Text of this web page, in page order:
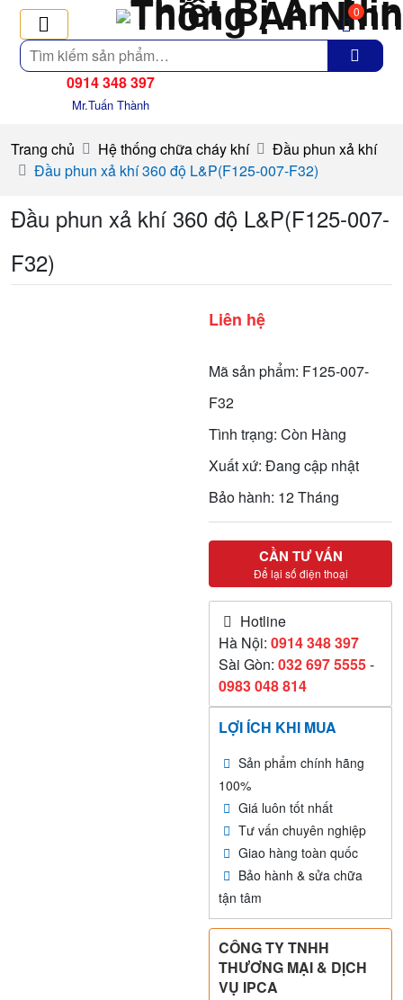
Tìm
kiếm
0
0914 348 397
Mr.Tuấn Thành
Trang chủ Hệ thống chữa cháy khí
Đầu phun xả khí
Đầu phun xả khí 360 độ L&P(F125-007-F32)
Đầu phun xả khí 360 độ L&P(F125-007-
F32)
Liên hệ
Mã sản phẩm: F125-007-
F32
Tình trạng: Còn Hàng
Xuất xứ: Đang cập nhật
Bảo hành: 12 Tháng
CẦN TƯ VẤN
Để lại số điện thoại
Hotline
Hà Nội:0914 348 397
Sài Gòn:032 697 5555-
0983 048 814
LỢI ÍCH KHI MUA
Sản phẩm chính hãng
100%
Giá luôn tốt nhất
Tư vấn chuyên nghiệp
Giao hàng toàn quốc
Bảo hành & sửa chữa
tận tâm
CÔNG TY TNHH
THƯƠNG MẠI & DỊCH
VỤ IPCA